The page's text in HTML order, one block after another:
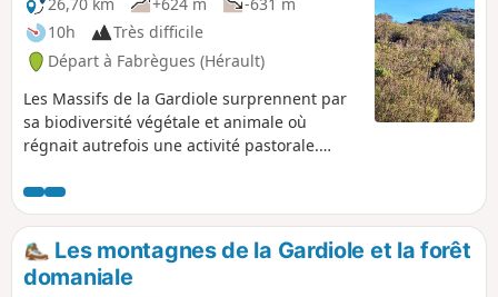
10h
Très difficile
Départ à Fabrègues (Hérault)
Les Massifs de la Gardiole surprennent par
sa biodiversité végétale et animale où
régnait autrefois une activité pastorale.
ancestraux en mémoire du temps passé.
Traverser Combe Fourche, le Chemin de la
Jasse des Chèvres, les coteaux des vignes à
Muscats, le Roc d’Anduze et son
promontoire, les Crêtes de Saint-Félix,
Les montagnes de la Gardiole et la forêt
domaniale